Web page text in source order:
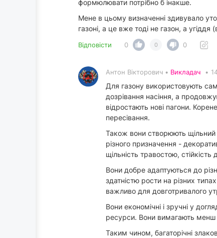
формюлювати потрібно б інакше.
Мене в цьому визначенні здивувало
газоні, а це вже тоді не газон, а
Відповісти 0 0 0
Антон Вікторович • Викладач •
Для газону використовують
дозрівання насіння, а
відростають нові пагони.
пересівання.
Також вони створюють щільний
різного призначення -
щільність травостою,
Вони добре адаптуються до
здатністю рости на різних
важливо для довготривалого
Вони економічні і зручні у
ресурси. Вони вимагають менш
Таким чином, багаторічні